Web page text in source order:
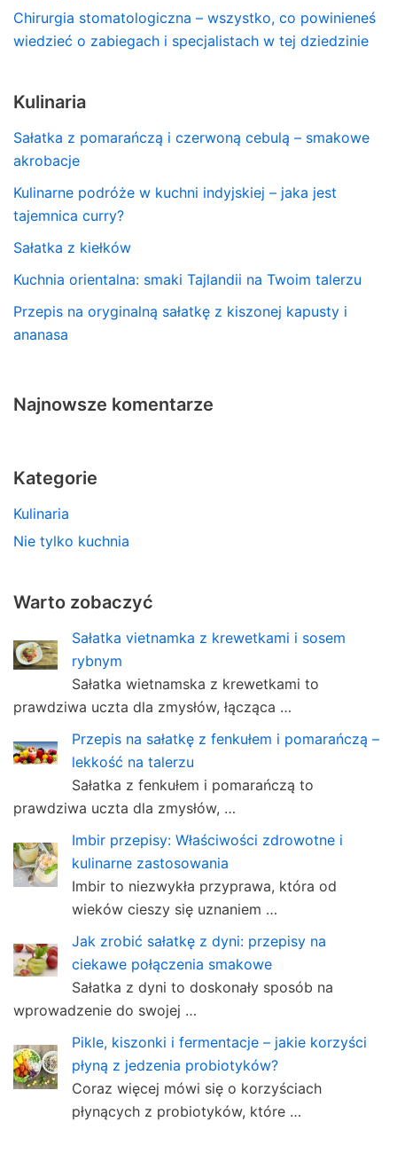
Chirurgia stomatologiczna – wszystko, co powinieneś
wiedzieć o zabiegach i specjalistach w tej dziedzinie
Kulinaria
Sałatka z pomarańczą i czerwoną cebulą – smakowe
akrobacje
Kulinarne podróże w kuchni indyjskiej – jaka jest
tajemnica curry?
Sałatka z kiełków
Kuchnia orientalna: smaki Tajlandii na Twoim talerzu
Przepis na oryginalną sałatkę z kiszonej kapusty i
ananasa
Najnowsze komentarze
Kategorie
Kulinaria
Nie tylko kuchnia
Warto zobaczyć
Sałatka vietnamka z krewetkami i sosem
rybnym
Sałatka wietnamska z krewetkami to
prawdziwa uczta dla zmysłów, łącząca …
Przepis na sałatkę z fenkułem i pomarańczą –
lekkość na talerzu
Sałatka z fenkułem i pomarańczą to
prawdziwa uczta dla zmysłów, …
Imbir przepisy: Właściwości zdrowotne i
kulinarne zastosowania
Imbir to niezwykła przyprawa, która od
wieków cieszy się uznaniem …
Jak zrobić sałatkę z dyni: przepisy na
ciekawe połączenia smakowe
Sałatka z dyni to doskonały sposób na
wprowadzenie do swojej …
Pikle, kiszonki i fermentacje – jakie korzyści
płyną z jedzenia probiotyków?
Coraz więcej mówi się o korzyściach
płynących z probiotyków, które …